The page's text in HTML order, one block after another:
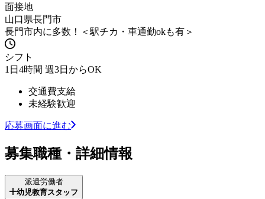
面接地
山口県長門市
長門市内に多数！＜駅チカ・車通勤okも有＞
シフト
1日4時間 週3日からOK
交通費支給
未経験歓迎
応募画面に進む
募集職種・詳細情報
派遣労働者
幼児教育スタッフ